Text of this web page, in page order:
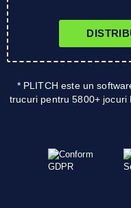
* PLITCH este un
trucuri pentru 5800+ jocuri